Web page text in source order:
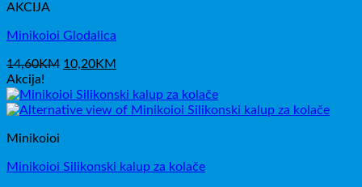
AKCIJA
Minikoioi Glodalica
14,60KM Izvorna
bila
je:
10,20KM
je:
10,20KM.
Akcija!
Minikoioi
Minikoioi Silikonski kalup za kolače